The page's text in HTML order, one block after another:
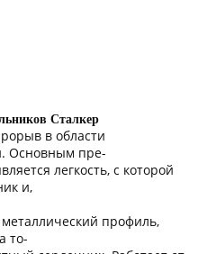
Сталкер
в области
Основным пре-
легкость, с которой
и,
профиль,
то-